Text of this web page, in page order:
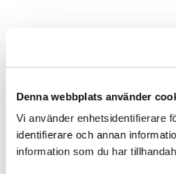
Denna webbplats använder
Vi använder enhetsidentifierare
identifierare och annan
information som du har